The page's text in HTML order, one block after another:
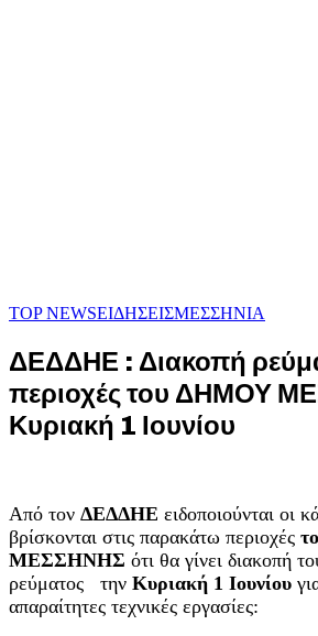
TOP NEWSΕΙΔΗΣΕΙΣΜΕΣΣΗΝΙΑ
ΔΕΔΔΗΕ : Διακοπή
περιοχές του ΔΗΜΟΥ
Κυριακή 1 Ιουνίου
Από τον ΔΕΔΔΗΕ ειδοποιούνται οι
βρίσκονται στις παρακάτω περιοχές
ΜΕΣΣΗΝΗΣ ότι θα γίνει διακοπή
ρεύματος την Κυριακή 1 Ιουνίου
απαραίτητες τεχνικές εργασίες: